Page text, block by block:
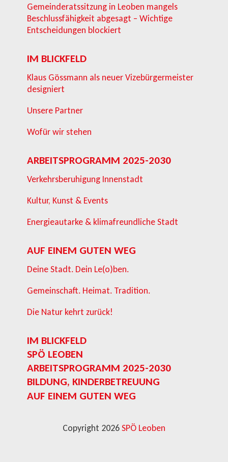
Gemeinderatssitzung in Leoben mangels
Beschlussfähigkeit abgesagt – Wichtige
Entscheidungen blockiert
IM BLICKFELD
Klaus Gössmann als neuer Vizebürgermeister
designiert
Unsere Partner
Wofür wir stehen
ARBEITSPROGRAMM 2025-2030
Verkehrsberuhigung Innenstadt
Kultur, Kunst & Events
Energieautarke & klimafreundliche Stadt
AUF EINEM GUTEN WEG
Deine Stadt. Dein Le(o)ben.
Gemeinschaft. Heimat. Tradition.
Die Natur kehrt zurück!
IM BLICKFELD
SPÖ LEOBEN
ARBEITSPROGRAMM 2025-2030
BILDUNG, KINDERBETREUUNG
AUF EINEM GUTEN WEG
Copyright 2026SPÖ Leoben